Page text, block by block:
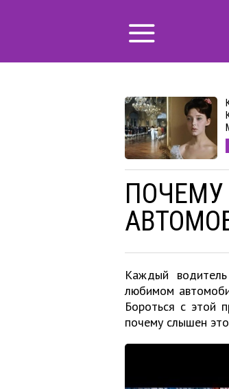
ПОЧЕМУ
Каждый
любимом
Бороться с этой
почему слышен